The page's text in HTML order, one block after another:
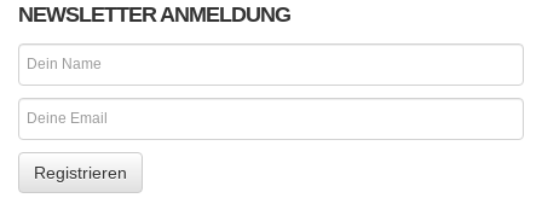
NEWSLETTER ANMELDUNG